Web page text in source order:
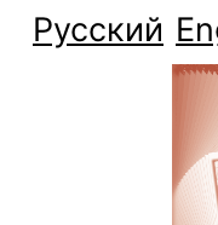
Русский